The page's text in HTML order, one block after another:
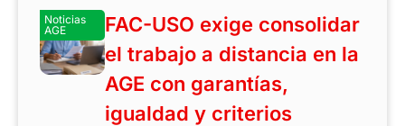
Noticias
AGE
FAC-USO exige consolidar
el trabajo a distancia en la
AGE con garantías,
igualdad y criterios